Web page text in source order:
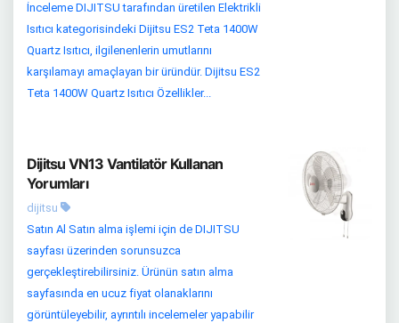
İnceleme DIJITSU tarafından üretilen Elektrikli
Isıtıcı kategorisindeki Dijitsu ES2 Teta 1400W
Quartz Isıtıcı, ilgilenenlerin umutlarını
karşılamayı amaçlayan bir üründür. Dijitsu ES2
Teta 1400W Quartz Isıtıcı Özellikler...
Dijitsu VN13 Vantilatör Kullanan
Yorumları
dijitsu
Satın Al Satın alma işlemi için de DIJITSU
sayfası üzerinden sorunsuzca
gerçekleştirebilirsiniz. Ürünün satın alma
sayfasında en ucuz fiyat olanaklarını
görüntüleyebilir, ayrıntılı incelemeler yapabilir